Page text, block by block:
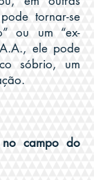
tornar-se
ou um “ex-
ele pode
sóbrio, um
campo do